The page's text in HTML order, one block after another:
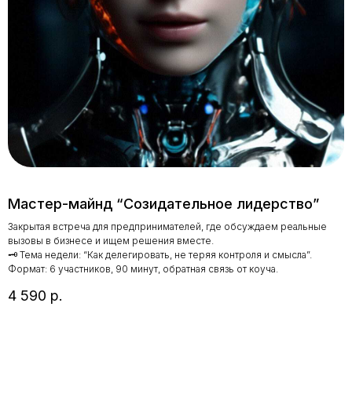
Мастер-майнд “Созидательное лидерство”
Закрытая встреча для предпринимателей, где обсуждаем реальные
вызовы в бизнесе и ищем решения вместе.
🗝 Тема недели: “Как делегировать, не теряя контроля и смысла”.
Формат: 6 участников, 90 минут, обратная связь от коуча.
4 590 р.